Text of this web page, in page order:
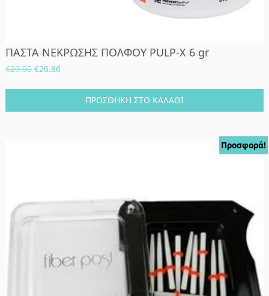
ΠΑΣΤΑ ΝΕΚΡΩΣΗΣ ΠΟΛΦΟΥ PULP-X 6 gr
€29.00 Original
€29.00.
€26.86Η
είναι:
ΠΡΟΣΘΉΚΗ ΣΤΟ ΚΑΛΆΘΙ
Προσφορά!